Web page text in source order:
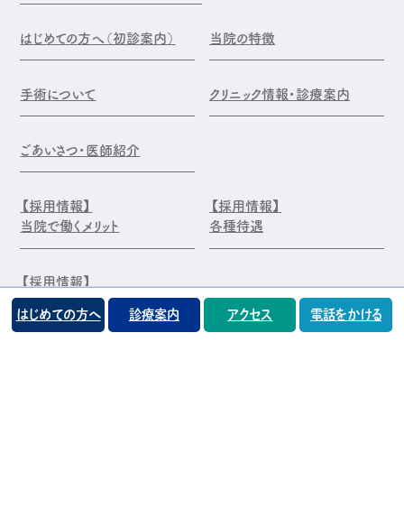
はじめての方へ（初診案内） 当院の特徴
手術について クリニック情報・診療案内
ごあいさつ・医師紹介
【採用情報】
当院で働くメリット
【採用情報】
各種待遇
【採用情報】
エントリー・お問合せ
はじめての方へ 診療案内 アクセス 電話をかける